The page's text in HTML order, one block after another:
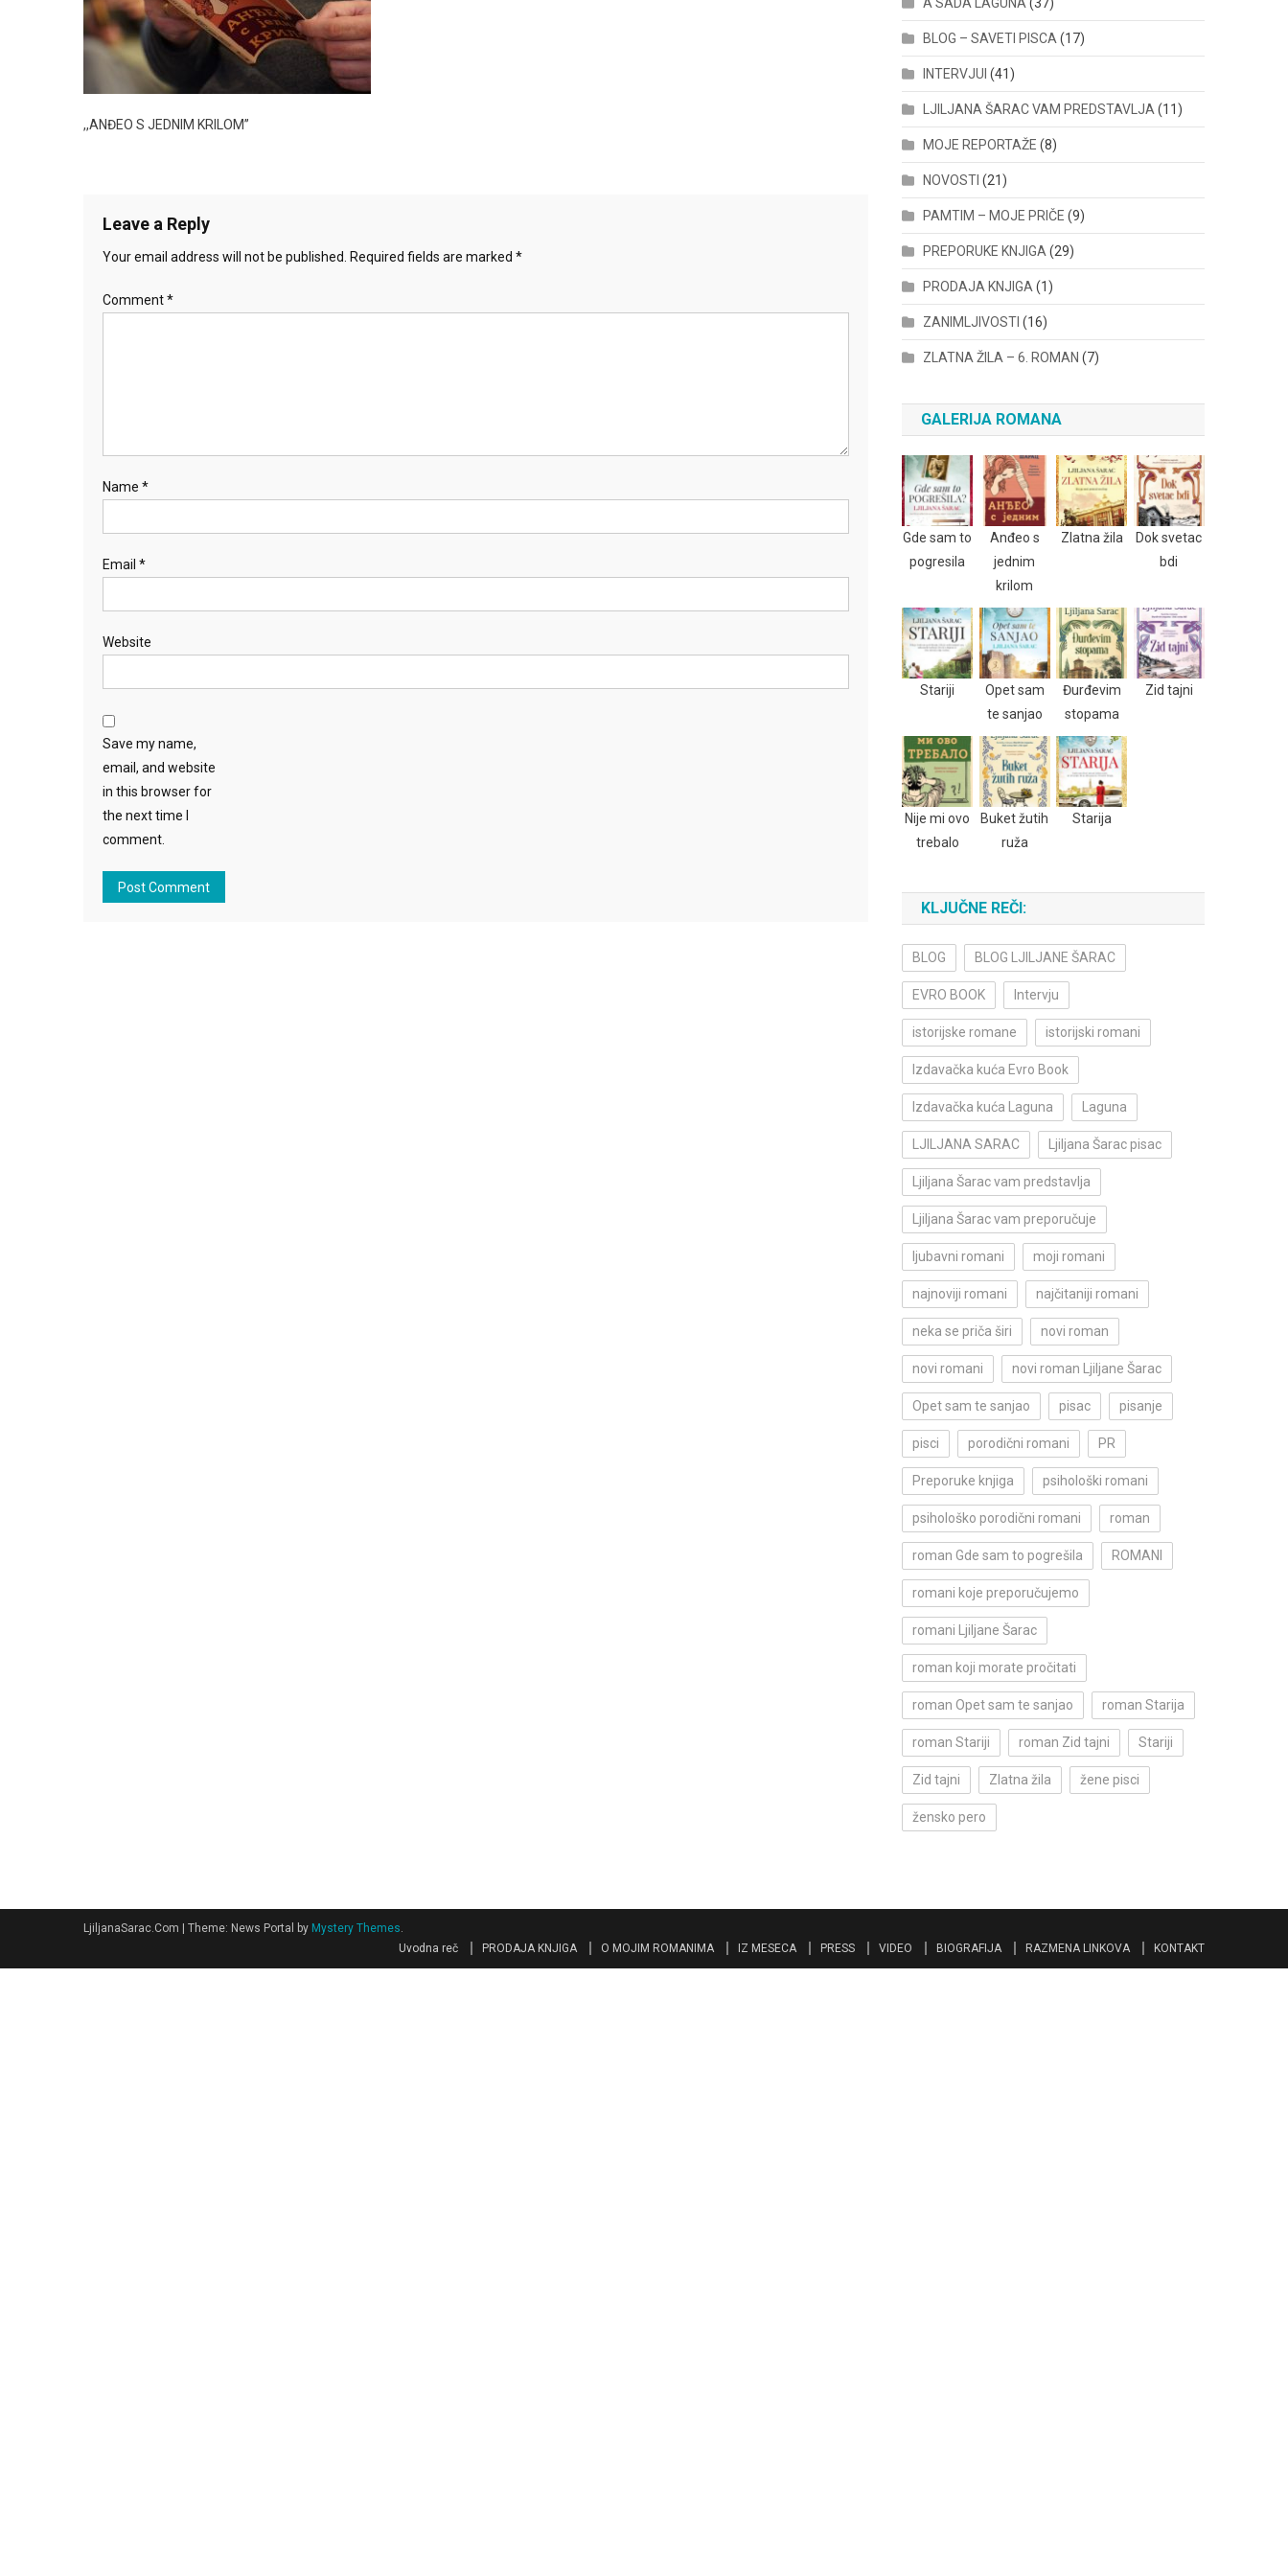
,,ANĐEO S JEDNIM KRILOM’’
Leave a Reply
Your email address will not be published. Required fields are marked *
Comment*
Name *
Email *
Website
Save my name,
email, and website
in this browser for
the next time I
comment.
BLOG – SAVETI PISCA (17)
INTERVJUI (41)
LJILJANA ŠARAC VAM PREDSTAVLJA (11)
MOJE REPORTAŽE (8)
NOVOSTI (21)
PAMTIM – MOJE PRIČE (9)
PREPORUKE KNJIGA (29)
PRODAJA KNJIGA (1)
ZANIMLJIVOSTI (16)
ZLATNA ŽILA – 6. ROMAN (7)
GALERIJA ROMANA
Gde sam to
pogresila
Anđeo s
jednim
krilom
Zlatna žila
Dok svetac
bdi
Stariji
Opet sam
te sanjao
Đurđevim
stopama
Zid tajni
Nije mi ovo
trebalo
Buket žutih
ruža
Starija
KLJUČNE REČI:
BLOG BLOG LJILJANE ŠARAC
EVRO BOOK Intervju
istorijske romane istorijski romani
Izdavačka kuća Evro Book
Izdavačka kuća Laguna Laguna
LJILJANA SARAC Ljiljana Šarac pisac
Ljiljana Šarac vam predstavlja
Ljiljana Šarac vam preporučuje
ljubavni romani moji romani
najnoviji romani najčitaniji romani
neka se priča širi novi roman
novi romani novi roman Ljiljane Šarac
Opet sam te sanjao pisac pisanje
pisci porodični romani PR
Preporuke knjiga psihološki romani
psihološko porodični romani roman
roman Gde sam to pogrešila ROMANI
romani koje preporučujemo
romani Ljiljane Šarac
roman koji morate pročitati
roman Opet sam te sanjao roman Starija
roman Stariji roman Zid tajni Stariji
Zid tajni Zlatna žila žene pisci
žensko pero
LjiljanaSarac.Com Theme: News Portal by Mystery Themes.
Uvodna reč
PRODAJA KNJIGA O MOJIM ROMANIMA IZ MESECA PRESS VIDEO BIOGRAFIJA RAZMENA LINKOVA KONTAKT